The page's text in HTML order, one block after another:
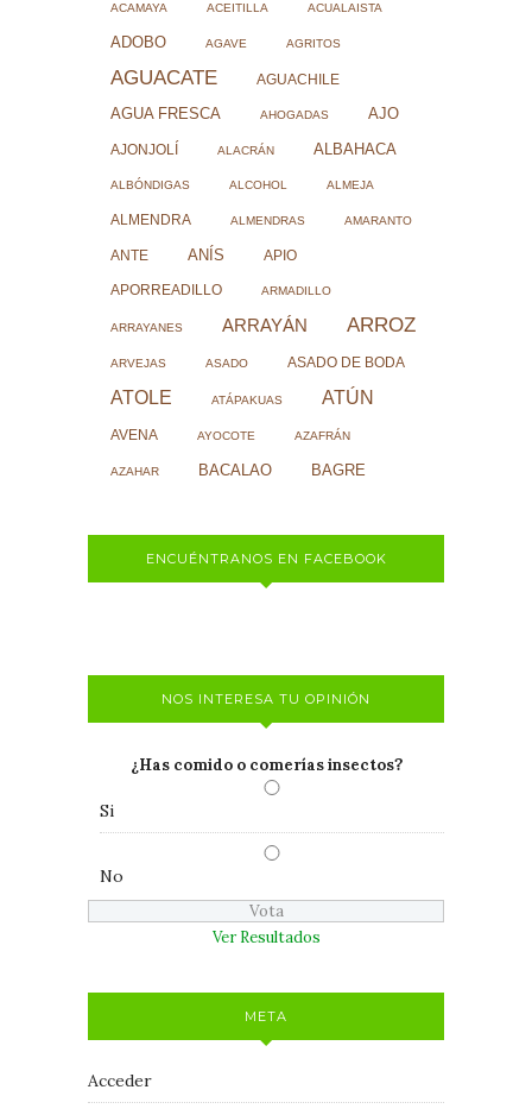
ACAMAYA ACEITILLA ACUALAISTA
ADOBO AGAVE AGRITOS
AGUACATE AGUACHILE
AGUA FRESCA AHOGADAS AJO
AJONJOLÍ ALACRÁN ALBAHACA
ALBÓNDIGAS ALCOHOL ALMEJA
ALMENDRA ALMENDRAS AMARANTO
ANTE ANÍS APIO
APORREADILLO ARMADILLO
ARRAYANES ARRAYÁN ARROZ
ARVEJAS ASADO ASADO DE BODA
ATOLE ATÁPAKUAS ATÚN
AVENA AYOCOTE AZAFRÁN
AZAHAR BACALAO BAGRE
ENCUÉNTRANOS EN FACEBOOK
NOS INTERESA TU OPINIÓN
¿Has comido o comerías insectos?
Si
No
Ver Resultados
META
Acceder